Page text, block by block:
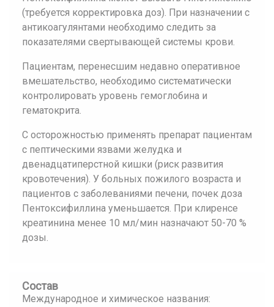
(требуется корректировка доз). При назначении с
антикоагулянтами необходимо следить за
показателями свертывающей системы крови.
Пациентам, перенесшим недавно оперативное
вмешательство, необходимо систематически
контролировать уровень гемоглобина и
гематокрита.
С осторожностью применять препарат пациентам
с пептическими язвами желудка и
двенадцатиперстной кишки (риск развития
кровотечения). У больных пожилого возраста и
пациентов с заболеваниями печени, почек доза
Пентоксифиллина уменьшается. При клиренсе
креатинина менее 10 мл/мин назначают 50-70 %
дозы.
Состав
Международное и химическое названия: